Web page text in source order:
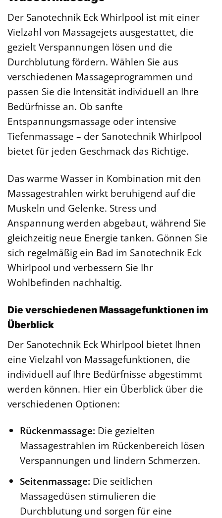
Der Sanotechnik Eck Whirlpool ist mit einer
Vielzahl von Massagejets ausgestattet, die
gezielt Verspannungen lösen und die
Durchblutung fördern. Wählen Sie aus
verschiedenen Massageprogrammen und
passen Sie die Intensität individuell an Ihre
Bedürfnisse an. Ob sanfte
Entspannungsmassage oder intensive
Tiefenmassage – der Sanotechnik Whirlpool
bietet für jeden Geschmack das Richtige.
Das warme Wasser in Kombination mit den
Massagestrahlen wirkt beruhigend auf die
Muskeln und Gelenke. Stress und
Anspannung werden abgebaut, während Sie
gleichzeitig neue Energie tanken. Gönnen Sie
sich regelmäßig ein Bad im Sanotechnik Eck
Whirlpool und verbessern Sie Ihr
Wohlbefinden nachhaltig.
Die verschiedenen Massagefunktionen im
Überblick
Der Sanotechnik Eck Whirlpool bietet Ihnen
eine Vielzahl von Massagefunktionen, die
individuell auf Ihre Bedürfnisse abgestimmt
werden können. Hier ein Überblick über die
verschiedenen Optionen:
Rückenmassage: Die gezielten
Massagestrahlen im Rückenbereich lösen
Verspannungen und lindern Schmerzen.
Seitenmassage: Die seitlichen
Massagedüsen stimulieren die
Durchblutung und sorgen für eine